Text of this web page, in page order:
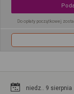
Do opłaty początkowej
niedz.. 9 sierpnia